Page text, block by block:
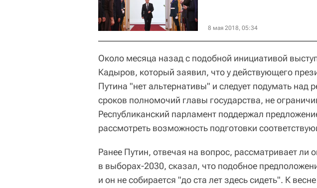
8 мая 2018, 05:34
Около месяца назад с подобной инициативой
Кадыров, который заявил, что у действующего
Путина "нет альтернативы" и следует подумать над
сроков полномочий главы государства, не
Республиканский парламент поддержал
рассмотреть возможность подготовки
Ранее Путин, отвечая на вопрос, рассматривает ли
в выборах-2030, сказал, что подобное
и он не собирается "до ста лет здесь сидеть". К